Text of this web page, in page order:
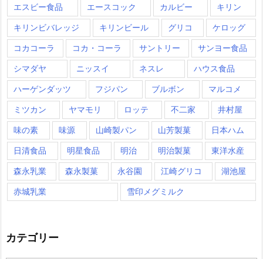
エスビー食品 エースコック カルビー キリン
キリンビバレッジ キリンビール グリコ ケロッグ
コカコーラ コカ・コーラ サントリー サンヨー食品
シマダヤ ニッスイ ネスレ ハウス食品
ハーゲンダッツ フジパン ブルボン マルコメ
ミツカン ヤマモリ ロッテ 不二家 井村屋
味の素 味源 山崎製パン 山芳製菓 日本ハム
日清食品 明星食品 明治 明治製菓 東洋水産
森永乳業 森永製菓 永谷園 江崎グリコ 湖池屋
赤城乳業 雪印メグミルク
カテゴリー